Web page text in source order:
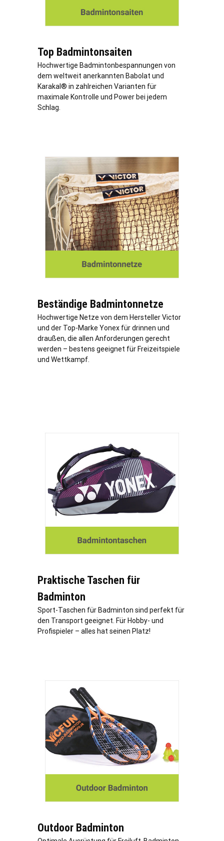
Top Badmintonsaiten
Hochwertige Badmintonbespannungen von
dem weltweit anerkannten Babolat und
Karakal® in zahlreichen Varianten für
maximale Kontrolle und Power bei jedem
Schlag.
Beständige Badmintonnetze
Hochwertige Netze von dem Hersteller Victor
und der Top-Marke Yonex für drinnen und
draußen, die allen Anforderungen gerecht
werden – bestens geeignet für Freizeitspiele
und Wettkampf.
Praktische Taschen für
Badminton
Sport-Taschen für Badminton sind perfekt für
den Transport geeignet. Für Hobby- und
Profispieler – alles hat seinen Platz!
Outdoor Badminton